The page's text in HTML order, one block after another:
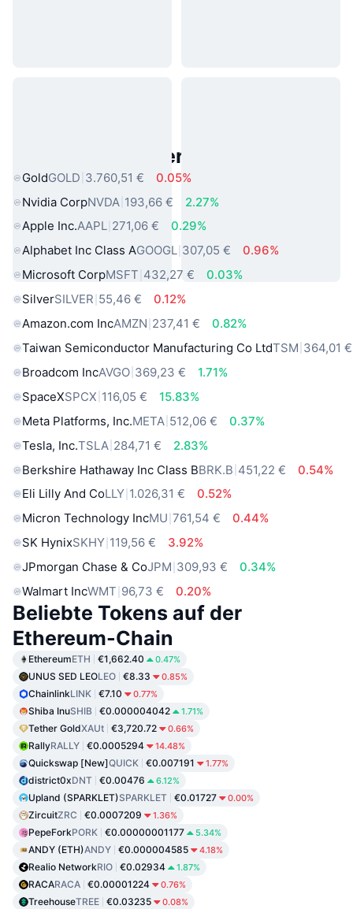
Beliebte reale Vermögenswerte
GoldGOLD 3.760,51 €
0.05%
Nvidia CorpNVDA 193,66 €
2.27%
Apple Inc.AAPL 271,06 €
0.29%
Alphabet Inc Class AGOOGL 307,05 €
0.96%
Microsoft CorpMSFT 432,27 €
0.03%
SilverSILVER 55,46 €
0.12%
Amazon.com IncAMZN 237,41 €
0.82%
Taiwan Semiconductor Manufacturing Co LtdTSM 364,01 €
Broadcom IncAVGO 369,23 €
1.71%
SpaceXSPCX 116,05 €
15.83%
Meta Platforms, Inc.META 512,06 €
0.37%
Tesla, Inc.TSLA 284,71 €
2.83%
Berkshire Hathaway Inc Class BBRK.B 451,22 €
0.54%
Eli Lilly And CoLLY 1.026,31 €
0.52%
Micron Technology IncMU 761,54 €
0.44%
SK HynixSKHY 119,56 €
3.92%
JPmorgan Chase & CoJPM 309,93 €
0.34%
Walmart IncWMT 96,73 € 0.20%
Beliebte Tokens auf der
Ethereum-Chain
EthereumETH €1,662.40 0.47%
UNUS SED LEOLEO €8.33 0.85%
ChainlinkLINK €7.10 0.77%
Shiba InuSHIB €0.000004042 1.71%
Tether GoldXAUt €3,720.72 0.66%
RallyRALLY €0.0005294 14.48%
Quickswap [New]QUICK €0.007191 1.77%
district0xDNT €0.00476 6.12%
Upland (SPARKLET)SPARKLET €0.01727 0.00%
ZircuitZRC €0.0007209 1.36%
PepeForkPORK €0.00000001177 5.34%
ANDY (ETH)ANDY €0.000004585 4.18%
Realio NetworkRIO €0.02934 1.87%
RACARACA €0.00001224 0.76%
TreehouseTREE €0.03235 0.08%